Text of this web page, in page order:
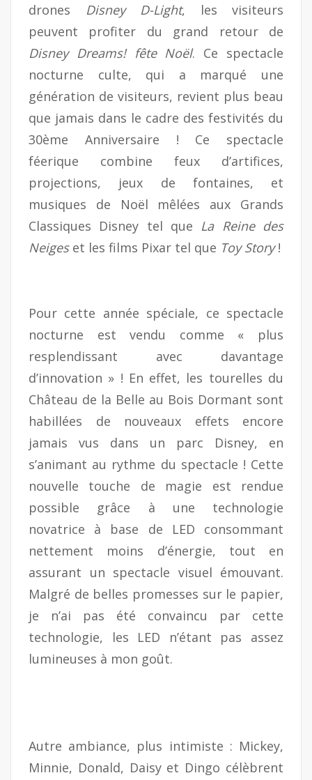
drones
Disney D-Light, les visiteurs
peuvent profiter du grand retour de
Disney Dreams! fête Noël. Ce spectacle
nocturne culte, qui a marqué une
génération de visiteurs, revient plus beau
que jamais dans le cadre des festivités du
30ème Anniversaire ! Ce spectacle
féerique combine feux d’artifices,
projections, jeux de fontaines, et
musiques de Noël mêlées aux Grands
Classiques Disney tel que La Reine des
Neigeset les films Pixar tel que Toy Story!
Pour cette année spéciale, ce spectacle
nocturne est vendu comme « plus
resplendissant avec davantage
d’innovation » ! En effet, les tourelles du
Château de la Belle au Bois Dormant sont
habillées de nouveaux effets encore
jamais vus dans un parc Disney, en
s’animant au rythme du spectacle ! Cette
nouvelle touche de magie est rendue
possible grâce à une technologie
novatrice à base de LED consommant
nettement moins d’énergie, tout en
assurant un spectacle visuel émouvant.
Malgré de belles promesses sur le papier,
je n’ai pas été convaincu par cette
technologie, les LED n’étant pas assez
lumineuses à mon goût.
Autre ambiance, plus intimiste : Mickey,
Minnie, Donald, Daisy et Dingo célèbrent